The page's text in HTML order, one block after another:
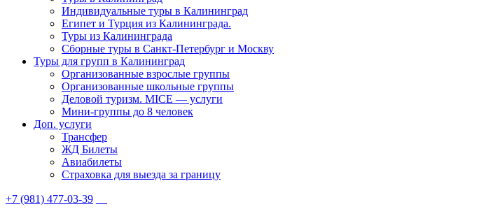
Индивидуальные туры в Калининград
Египет и Турция из Калининграда.
Туры из Калининграда
Сборные туры в Санкт-Петербург и Москву
Туры для групп в Калининград
Организованные взрослые группы
Организованные школьные группы
Деловой туризм. MICE — услуги
Мини-группы до 8 человек
Доп. услуги
Трансфер
ЖД Билеты
Авиабилеты
Страховка для выезда за границу
+7 (981) 477-03-39